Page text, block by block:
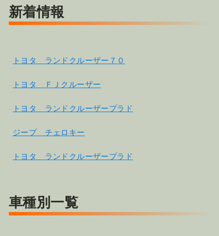
新着情報
トヨタ ランドクルーザー７０
トヨタ ＦＪクルーザー
トヨタ ランドクルーザープラド
ジープ チェロキー
トヨタ ランドクルーザープラド
車種別一覧